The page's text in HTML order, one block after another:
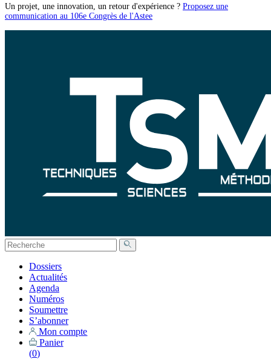
Un projet, une innovation, un retour d'expérience ? Proposez une
communication au 106e Congrès de l'Astee
Dossiers
Actualités
Agenda
Numéros
Soumettre
S’abonner
Mon compte
Panier
(0)